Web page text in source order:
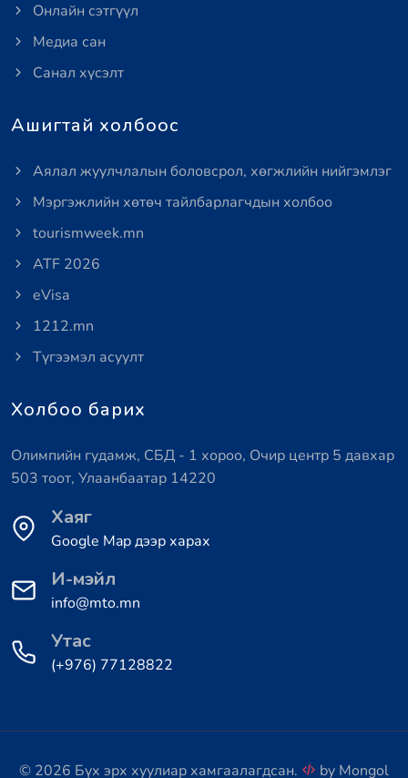
Онлайн сэтгүүл
Медиа сан
Санал хүсэлт
Ашигтай холбоос
Аялал жуулчлалын боловсрол, хөгжлийн нийгэмлэг
Мэргэжлийн хөтөч тайлбарлагчдын холбоо
tourismweek.mn
ATF 2026
eVisa
1212.mn
Түгээмэл асуулт
Холбоо барих
Олимпийн гудамж, СБД - 1 хороо, Очир центр 5 давхар
503 тоот, Улаанбаатар 14220
Хаяг
Google Map дээр харах
И-мэйл
info@mto.mn
Утас
(+976) 77128822
© 2026 Бүх эрх хуулиар хамгаалагдсан. by Mongol